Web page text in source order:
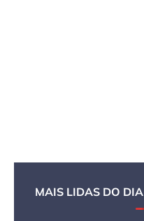
MAIS LIDAS DO DIA